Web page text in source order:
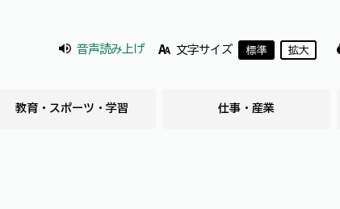
音声読み上げ 文字サイズ 標準 拡大
教育・スポーツ・学習 仕事・産業